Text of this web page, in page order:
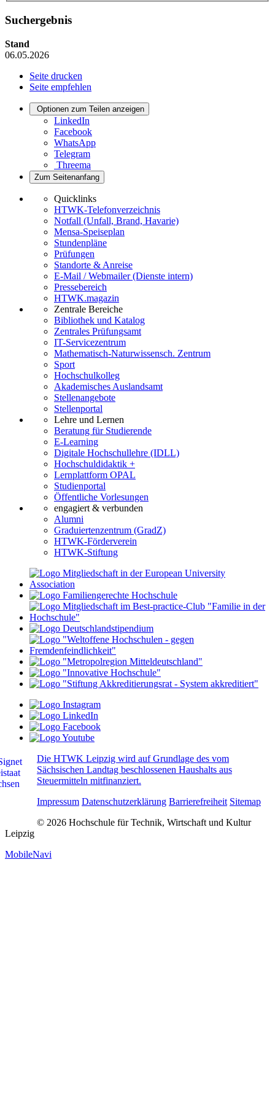
Suchergebnis
Stand
06.05.2026
Seite drucken
Seite empfehlen
Optionen zum Teilen anzeigen
LinkedIn
Facebook
WhatsApp
Telegram
Threema
Zum Seitenanfang
Quicklinks
HTWK-Telefonverzeichnis
Notfall (Unfall, Brand, Havarie)
Mensa-Speiseplan
Stundenpläne
Prüfungen
Standorte & Anreise
E-Mail / Webmailer (Dienste intern)
Pressebereich
HTWK.magazin
Zentrale Bereiche
Bibliothek und Katalog
Zentrales Prüfungsamt
IT-Servicezentrum
Mathematisch-Naturwissensch. Zentrum
Sport
Hochschulkolleg
Akademisches Auslandsamt
Stellenangebote
Stellenportal
Lehre und Lernen
Beratung für Studierende
E-Learning
Digitale Hochschullehre (IDLL)
Hochschuldidaktik +
Lernplattform OPAL
Studienportal
Öffentliche Vorlesungen
engagiert & verbunden
Alumni
Graduiertenzentrum (GradZ)
HTWK-Förderverein
HTWK-Stiftung
Die HTWK Leipzig wird auf Grundlage des vom
Sächsischen Landtag beschlossenen Haushalts aus
Steuermitteln mitfinanziert.
Impressum Datenschutzerklärung Barrierefreiheit Sitemap
© 2026 Hochschule für Technik, Wirtschaft und Kultur
Leipzig
MobileNavi